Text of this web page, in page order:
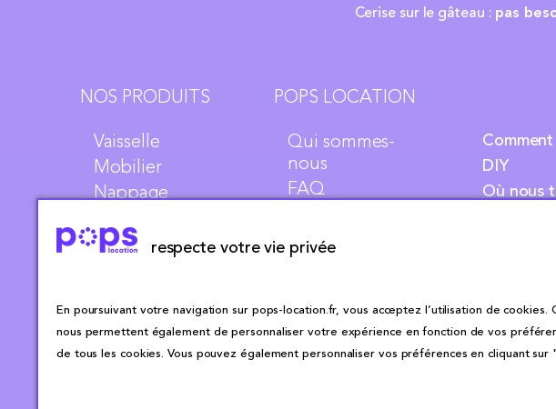
Cerise sur le gâteau : pas
NOS PRODUITS
Vaisselle
Mobilier
Nappage
POPS LOCATION
Qui sommes-
nous
FAQ
Blog
Plan du site
DIY
Où nous
respecte votre vie privée
En poursuivant votre navigation sur pops-location.fr, vous acceptez l’utilisation de
nous permettent également de personnaliser votre expérience en fonction de vos
de tous les cookies. Vous pouvez également personnaliser vos préférences en cliquant